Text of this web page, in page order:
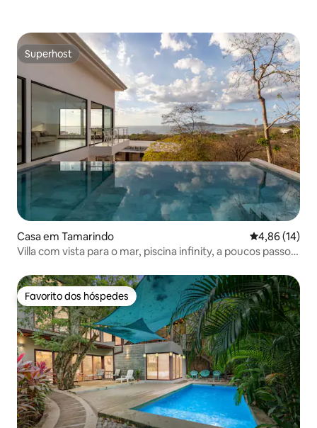
Superhost
Superhost
Casa em Tamarindo Classificação
4,86 (14)
Villa com vista para o mar, piscina infinity, a poucos passos
Favorito dos hóspedes
Favorito dos hóspedes